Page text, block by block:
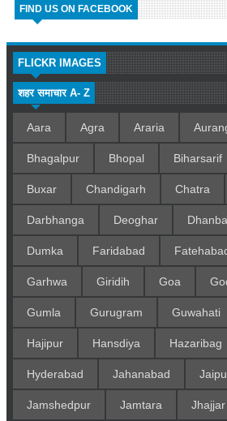
FIND US ON FACEBOOK
FLICKR IMAGES
शहर समाचार A- Z
Aara Agra Araria
Bhagalpur Bhopal Biharsarif
Buxar Chandigarh Chatra
Darbhanga Deoghar
Dumka Faridabad
Garhwa Giridih Goa
Gumla Gurugram Guwahati
Hajipur Hansdiya Hazaribag
Hyderabad Jahanabad
Jamshedpur Jamtara Jhajjar